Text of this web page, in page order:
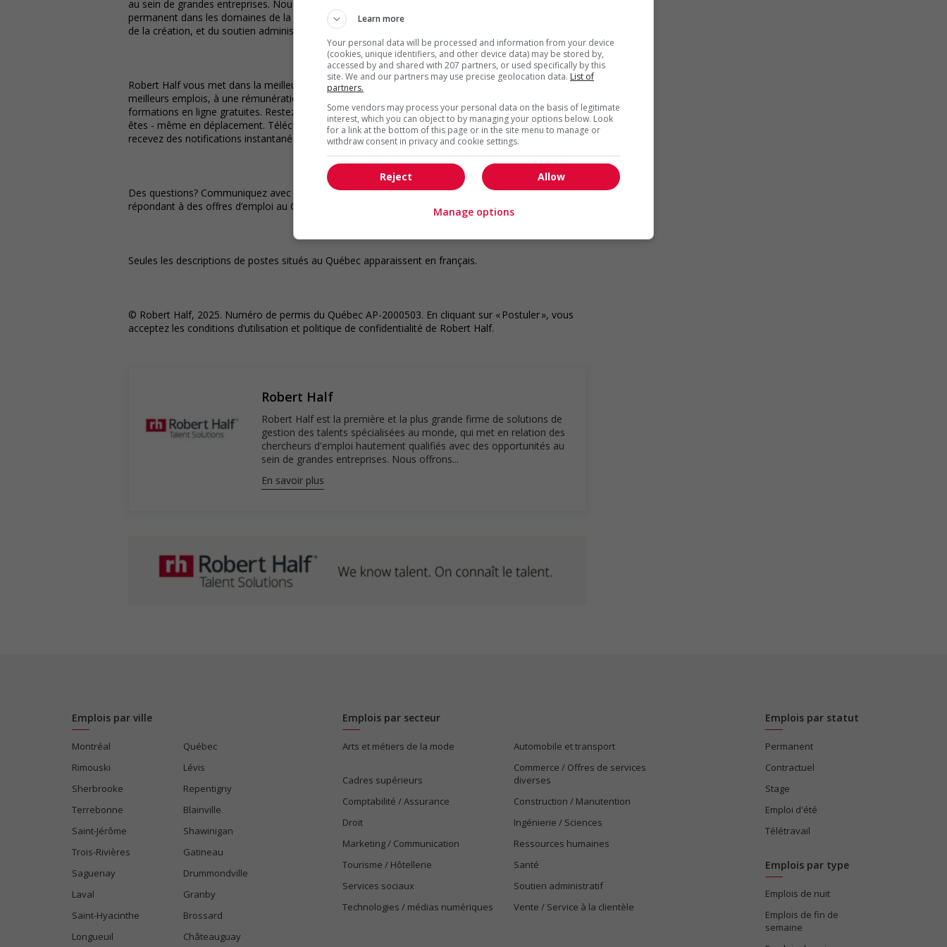
au sein de grandes entreprises. Nous offrons des solutions de placement contractuel, temporaire et
permanent dans les domaines de la finance et de la comptabilité, des technologies, du marketing et
de la création, et du soutien administratif et à la clientèle.
Robert Half vous met dans la meilleure position pour réussir. Nous vous donnons accès aux
meilleurs emplois, à une rémunération et à des avantages sociaux compétitifs, ainsi qu'à des
formations en ligne gratuites. Restez au courant de toutes les opportunités, peu importe où vous
êtes - même en déplacement. Téléchargez l'application Robert Half et postulez en un seul clic,
recevez des notifications instantanées pour des emplois proposés par l'IA, et plus encore.
Des questions? Communiquez avec le bureau de votre région au 1.888.490.4154. Tous les candidats
répondant à des offres d’emploi au Canada doivent être autorisés à y travailler.
Seules les descriptions de postes situés au Québec apparaissent en français.​
© Robert Half, 2025. Numéro de permis du Québec AP-2000503. En cliquant sur « Postuler », vous
acceptez les conditions d’utilisation et politique de confidentialité de Robert Half.
Robert Half
Robert Half est la première et la plus grande firme de solutions de
gestion des talents spécialisées au monde, qui met en relation des
chercheurs d'emploi hautement qualifiés avec des opportunités au
sein de grandes entreprises. Nous offrons...
En savoir plus
Emplois par ville
Montréal
Québec
Rimouski
Lévis
Sherbrooke
Repentigny
Terrebonne
Blainville
Saint-Jérôme
Shawinigan
Trois-Rivières
Gatineau
Saguenay
Drummondville
Laval
Granby
Saint-Hyacinthe
Brossard
Longueuil
Châteauguay
Emplois par secteur
Arts et métiers de la mode Automobile et transport
Cadres supérieurs
Commerce / Offres de services
diverses
Comptabilité / Assurance
Construction / Manutention
Droit
Ingénierie / Sciences
Marketing / Communication
Ressources humaines
Tourisme / Hôtellerie
Santé
Services sociaux
Soutien administratif
Technologies / médias numériques
Vente / Service à la clientèle
Emplois par statut
Permanent
Contractuel
Stage
Emploi d'été
Télétravail
Emplois par type
Emplois de nuit
Emplois de fin de
semaine
Learn more
Your personal data will be processed and information from your device
(cookies, unique identifiers, and other device data) may be stored by,
accessed by and shared with 207 partners, or used specifically by this
site. We and our partners may use precise geolocation data. List of
partners.
Some vendors may process your personal data on the basis of legitimate
interest, which you can object to by managing your options below. Look
for a link at the bottom of this page or in the site menu to manage or
withdraw consent in privacy and cookie settings.
Allow
Reject
Manage options